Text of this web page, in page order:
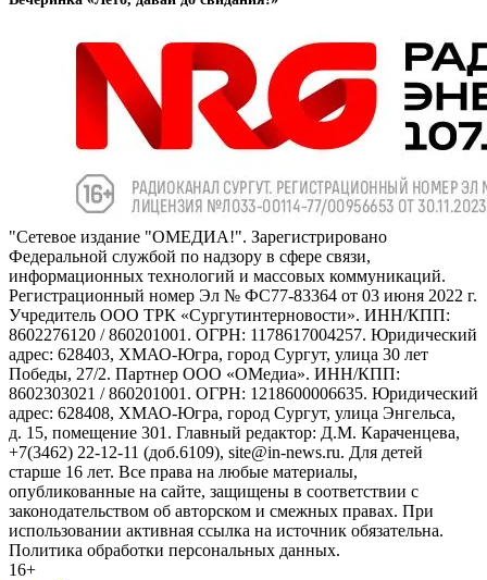
"Сетевое издание "ОМЕДИА!". Зарегистрировано
Федеральной службой по надзору в сфере связи,
информационных технологий и массовых коммуникаций.
Регистрационный номер Эл № ФС77-83364 от 03 июня 2022 г.
Учредитель ООО ТРК «Сургутинтерновости». ИНН/КПП:
8602276120 / 860201001. ОГРН: 1178617004257. Юридический
адрес: 628403, ХМАО-Югра, город Сургут, улица 30 лет
Победы, 27/2. Партнер ООО «ОМедиа». ИНН/КПП:
8602303021 / 860201001. ОГРН: 1218600006635. Юридический
адрес: 628408, ХМАО-Югра, город Сургут, улица Энгельса,
д. 15, помещение 301. Главный редактор: Д.М. Караченцева,
+7(3462) 22-12-11 (доб.6109), site@in-news.ru. Для детей
старше 16 лет. Все права на любые материалы,
опубликованные на сайте, защищены в соответствии с
законодательством об авторском и смежных правах. При
использовании активная ссылка на источник обязательна.
Политика обработки персональных данных.
16+